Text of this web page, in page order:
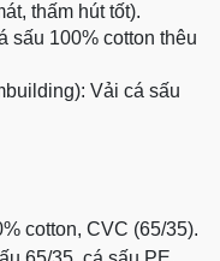
thấm hút tốt).
sấu 100% cotton thêu
Vải cá sấu
cotton, CVC (65/35).